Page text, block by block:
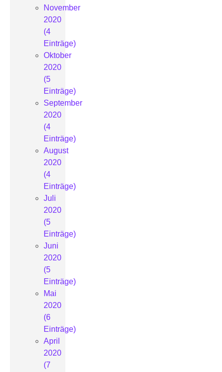
November
2020
(4
Einträge)
Oktober
2020
(5
Einträge)
September
2020
(4
Einträge)
August
2020
(4
Einträge)
Juli
2020
(5
Einträge)
Juni
2020
(5
Einträge)
Mai
2020
(6
Einträge)
April
2020
(7